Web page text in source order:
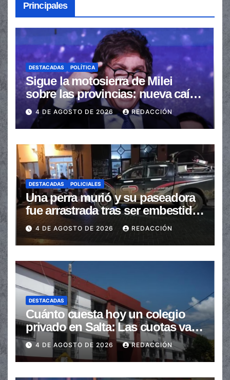
Principales
DESTACADAS POLÍTICA
Sigue la motosierra de Milei
sobre las provincias: nueva caída
de las transferencias no
automáticas
4 DE AGOSTO DE 2026 REDACCIÓN
DESTACADAS POLICIALES
Una perra murió y su paseadora
fue arrastrada tras ser embestidas
en la senda peatonal
4 DE AGOSTO DE 2026 REDACCIÓN
DESTACADAS
Cuánto cuesta hoy un colegio
privado en Salta: Las cuotas van
de $110.000 a más de $600.000
4 DE AGOSTO DE 2026 REDACCIÓN